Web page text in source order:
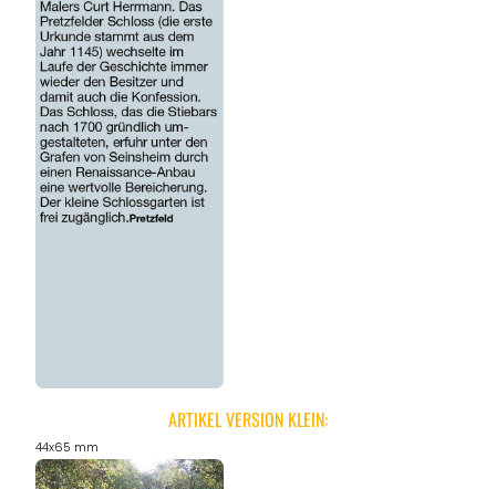
ARTIKEL VERSION KLEIN:
44x65 mm